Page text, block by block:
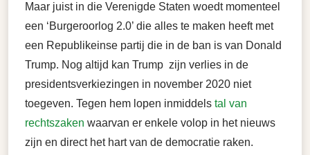
Maar juist in die Verenigde Staten woedt momenteel
een ‘Burgeroorlog 2.0’ die alles te maken heeft met
een Republikeinse partij die in de ban is van Donald
Trump. Nog altijd kan Trump zijn verlies in de
presidentsverkiezingen in november 2020 niet
toegeven. Tegen hem lopen inmiddels tal van
rechtszaken waarvan er enkele volop in het nieuws
zijn en direct het hart van de democratie raken.